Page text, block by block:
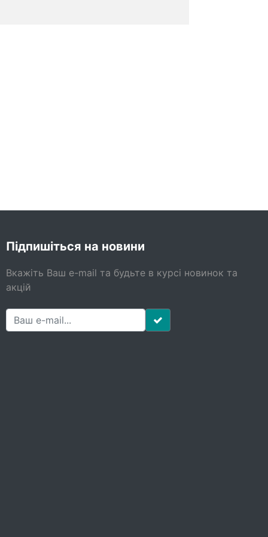
Підпишіться на новини
Вкажіть Ваш e-mail та будьте в курсі новинок та
акцій